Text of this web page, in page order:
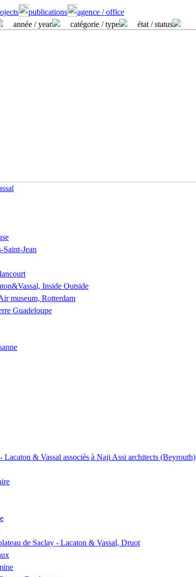
publications agence / office
année / year catégorie / type état / status
Saint-Jean
Inside Outside
museum, Rotterdam
Guadeloupe
Lacaton & Vassal associés à Naji Assi architects (Beyrouth)
de Saclay - Lacaton & Vassal, Druot